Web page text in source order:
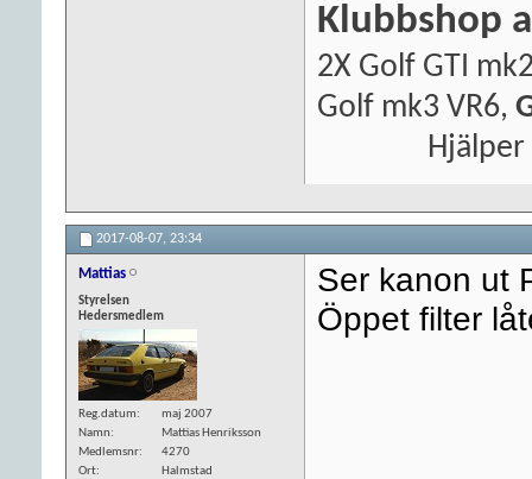
Klubbshop
2X Golf GTI
Golf mk3 VR6,
Hjälper
2017-08-07, 23:34
Mattias
Styrelsen
Hedersmedlem
Reg.datum
maj 2007
Namn
Mattias Henriksson
Medlemsnr
4270
Ort
Halmstad
Ser kanon ut
Öppet filter